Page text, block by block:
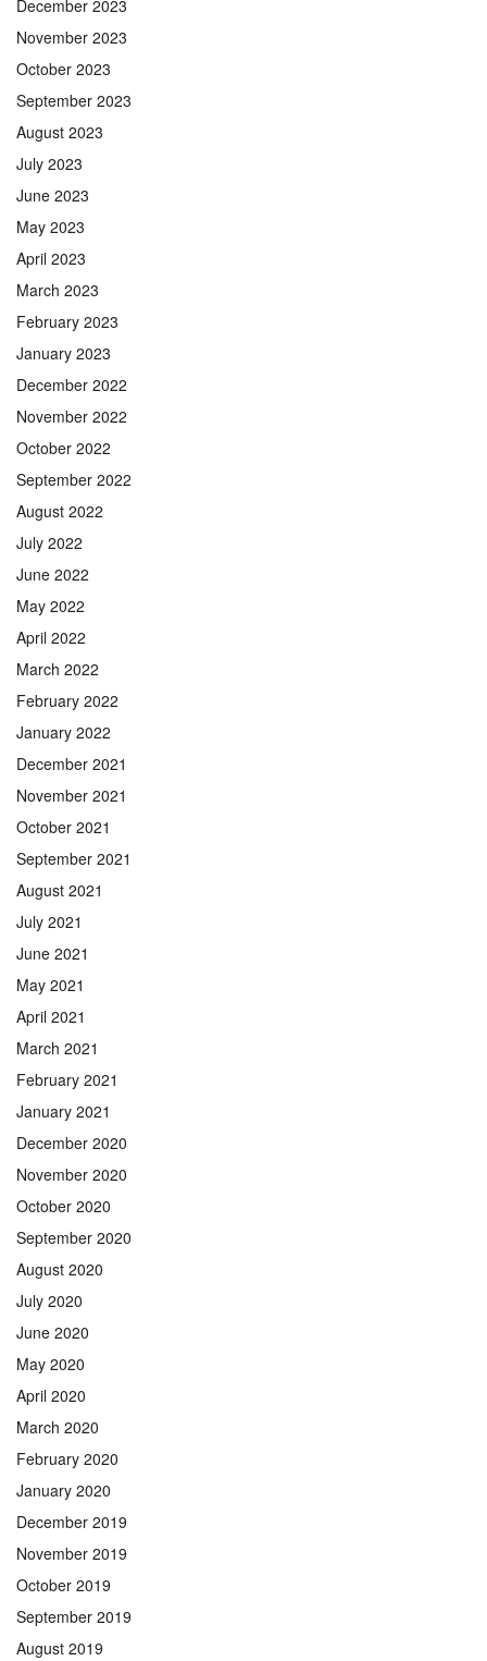
December 2023
November 2023
October 2023
September 2023
August 2023
July 2023
June 2023
May 2023
April 2023
March 2023
February 2023
January 2023
December 2022
November 2022
October 2022
September 2022
August 2022
July 2022
June 2022
May 2022
April 2022
March 2022
February 2022
January 2022
December 2021
November 2021
October 2021
September 2021
August 2021
July 2021
June 2021
May 2021
April 2021
March 2021
February 2021
January 2021
December 2020
November 2020
October 2020
September 2020
August 2020
July 2020
June 2020
May 2020
April 2020
March 2020
February 2020
January 2020
December 2019
November 2019
October 2019
September 2019
August 2019